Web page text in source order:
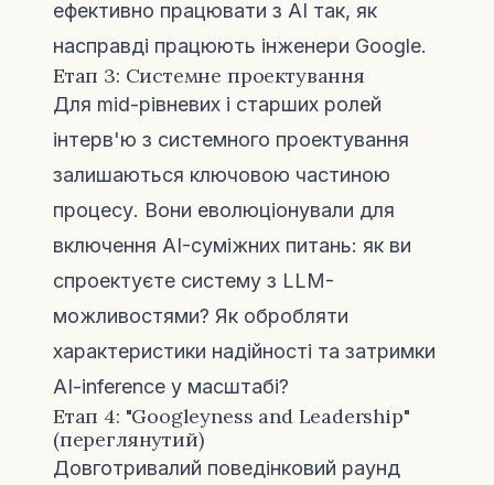
ефективно працювати з AI так, як
насправді працюють інженери Google.
Етап 3: Системне проектування
Для mid-рівневих і старших ролей
інтерв'ю з системного проектування
залишаються ключовою частиною
процесу. Вони еволюціонували для
включення AI-суміжних питань: як ви
спроектуєте систему з LLM-
можливостями? Як обробляти
характеристики надійності та затримки
AI-inference у масштабі?
Етап 4: "Googleyness and Leadership"
(переглянутий)
Довготривалий поведінковий раунд